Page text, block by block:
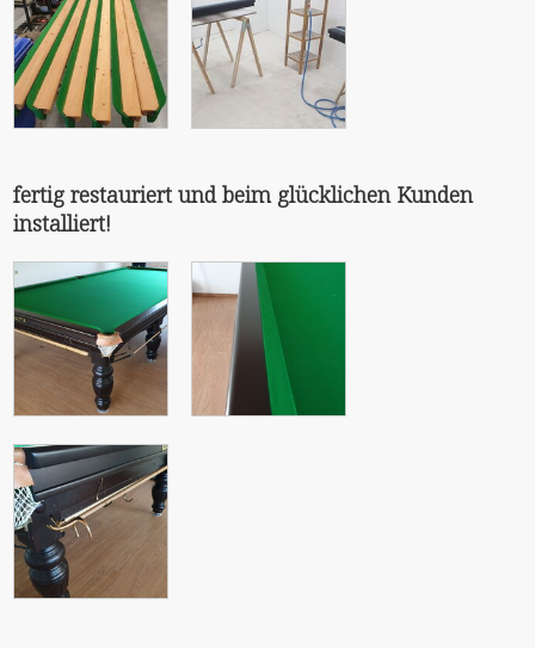
fertig restauriert und beim glücklichen Kunden
installiert!